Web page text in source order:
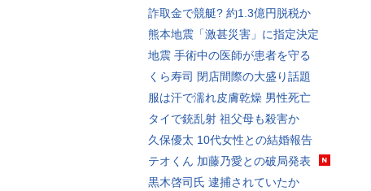
詐取金で競艇? 約1.3億円脱税か
熊本地震「激甚災害」に指定決定
地震 手術中の医師が患者を守る
くら寿司 閉店間際の大盛り話題
服は汗で濡れ皮膚乾燥 男性死亡
タイで銃乱射 祖父母も殺害か
久保優太 10代女性との結婚報告
テオくん 加藤乃愛との破局発表
黒木啓司氏 逮捕されていたか